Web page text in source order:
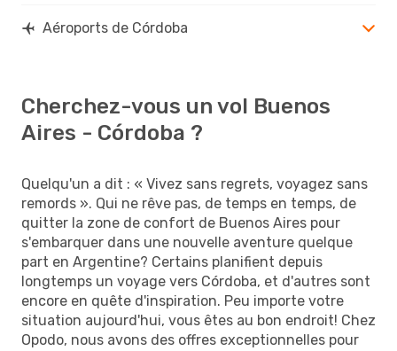
Aéroports de Córdoba
Cherchez-vous un vol Buenos
Aires - Córdoba ?
Quelqu'un a dit : « Vivez sans regrets, voyagez sans
remords ». Qui ne rêve pas, de temps en temps, de
quitter la zone de confort de Buenos Aires pour
s'embarquer dans une nouvelle aventure quelque
part en Argentine? Certains planifient depuis
longtemps un voyage vers Córdoba, et d'autres sont
encore en quête d'inspiration. Peu importe votre
situation aujourd'hui, vous êtes au bon endroit! Chez
Opodo, nous avons des offres exceptionnelles pour